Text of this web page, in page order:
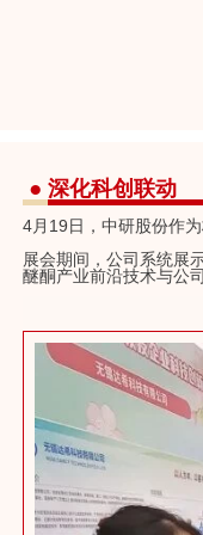
● 深化科创联动
4月19日，中研股份作
展会期间，公司系统展
醚酮产业前沿技术与公